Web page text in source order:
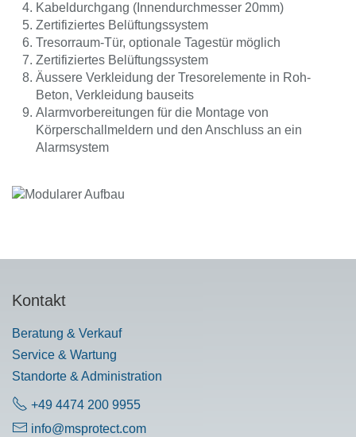
Kabeldurchgang (Innendurchmesser 20mm)
Zertifiziertes Belüftungssystem
Tresorraum-Tür, optionale Tagestür möglich
Zertifiziertes Belüftungssystem
Äussere Verkleidung der Tresorelemente in Roh-
Beton, Verkleidung bauseits
Alarmvorbereitungen für die Montage von
Körperschallmeldern und den Anschluss an ein
Alarmsystem
Kontakt
Beratung & Verkauf
Service & Wartung
Standorte & Administration
+49 4474 200 9955
info@msprotect.com